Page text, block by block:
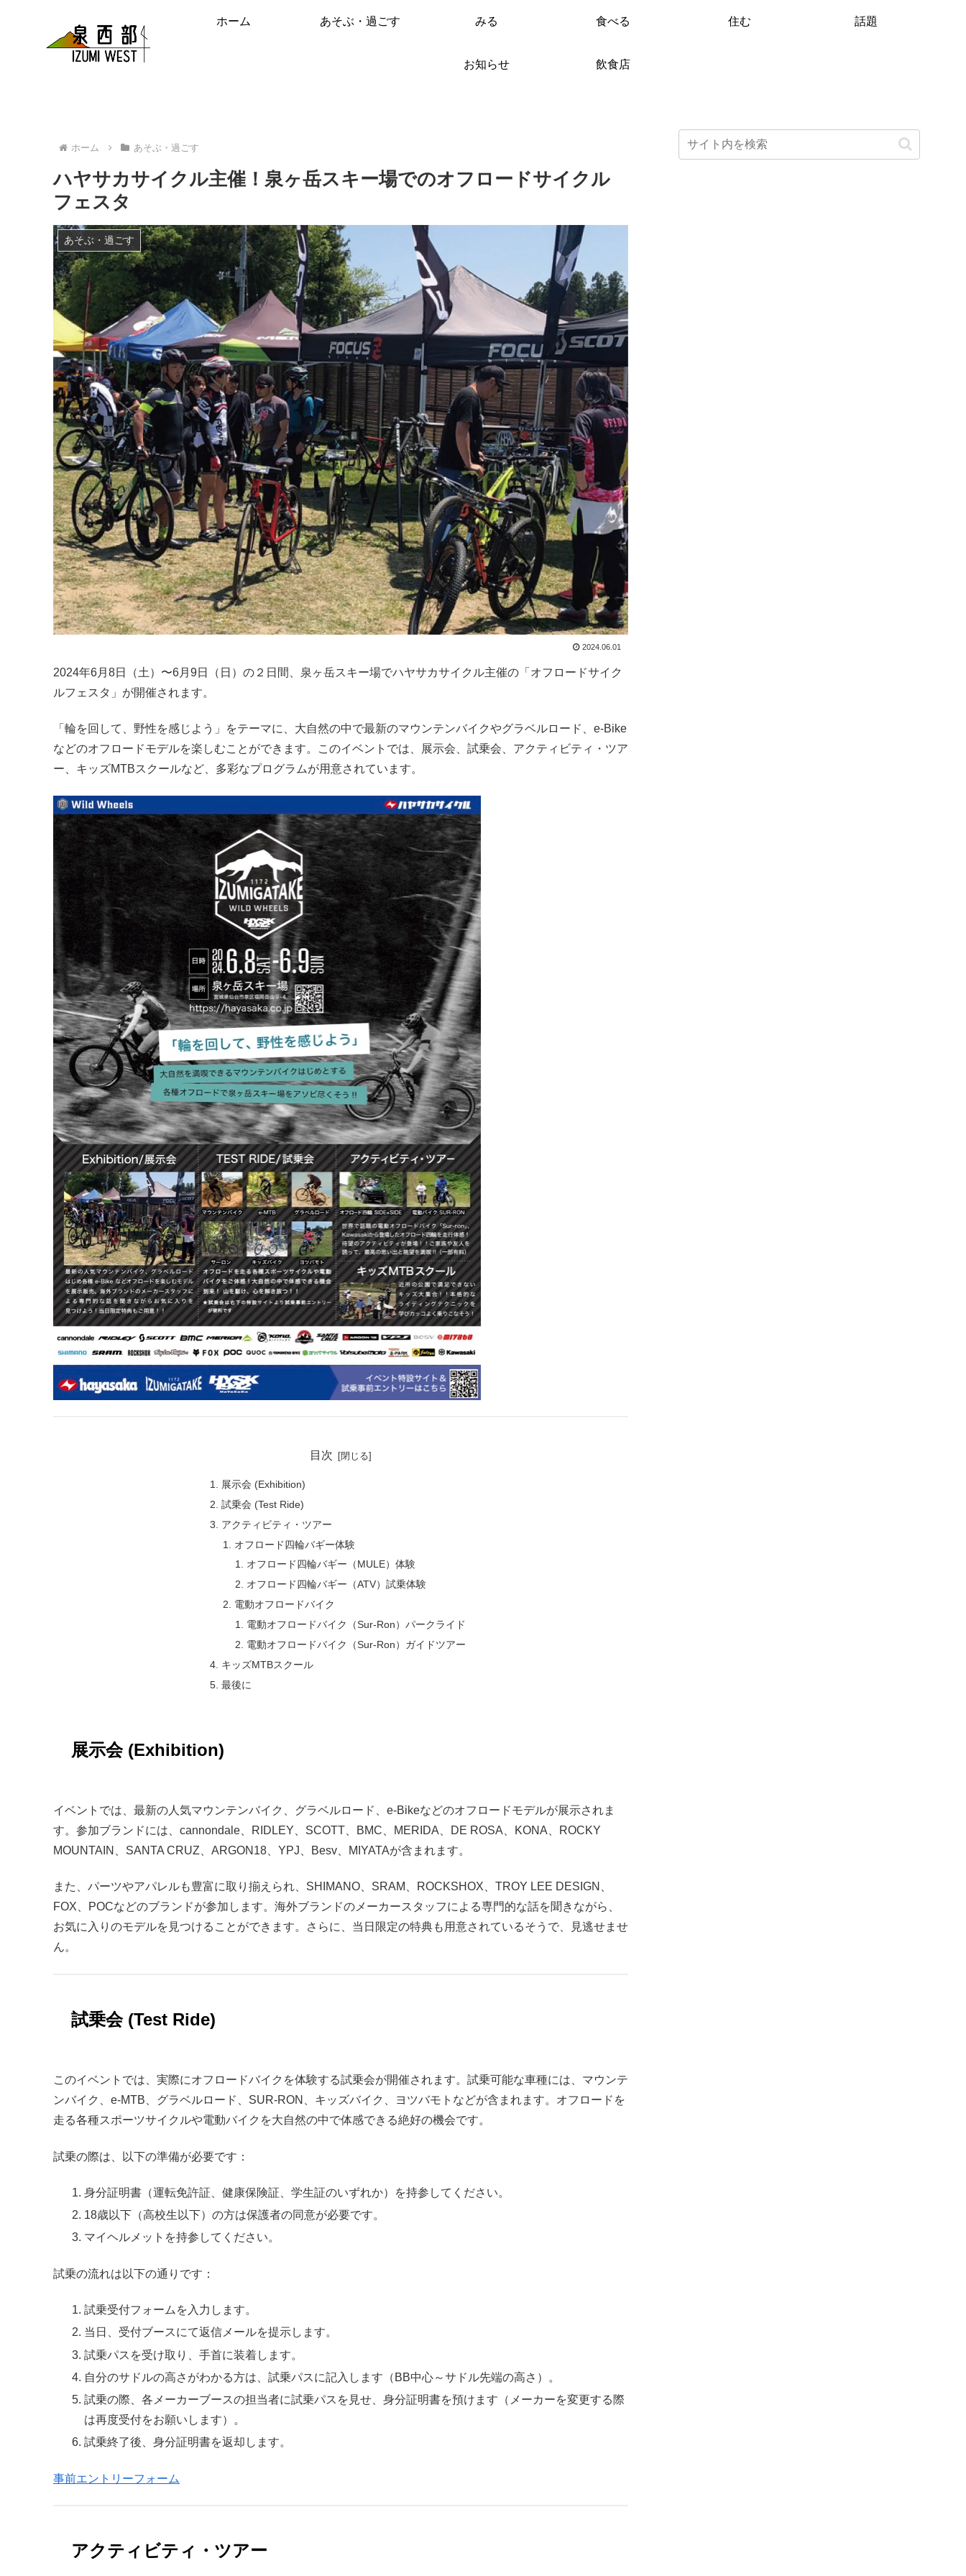
ホーム あそぶ・過ごす みる 食べる 住む 話題
お知らせ 飲食店
ホーム あそぶ・過ごす
ハヤサカサイクル主催！泉ヶ岳スキー場でのオフロードサイクル
フェスタ
あそぶ・過ごす
2024.06.01
2024年6月8日（土）〜6月9日（日）の２日間、泉ヶ岳スキー場でハヤサカサイクル主催の「オフロードサイク
ルフェスタ」が開催されます。
「輪を回して、野性を感じよう」をテーマに、大自然の中で最新のマウンテンバイクやグラベルロード、e-Bike
などのオフロードモデルを楽しむことができます。このイベントでは、展示会、試乗会、アクティビティ・ツア
ー、キッズMTBスクールなど、多彩なプログラムが用意されています。
目次
展示会 (Exhibition)
試乗会 (Test Ride)
アクティビティ・ツアー
オフロード四輪バギー体験
オフロード四輪バギー（MULE）体験
オフロード四輪バギー（ATV）試乗体験
電動オフロードバイク
電動オフロードバイク（Sur-Ron）パークライド
電動オフロードバイク（Sur-Ron）ガイドツアー
キッズMTBスクール
最後に
展示会 (Exhibition)
イベントでは、最新の人気マウンテンバイク、グラベルロード、e-Bikeなどのオフロードモデルが展示されま
す。参加ブランドには、cannondale、RIDLEY、SCOTT、BMC、MERIDA、DE ROSA、KONA、ROCKY
MOUNTAIN、SANTA CRUZ、ARGON18、YPJ、Besv、MIYATAが含まれます。
また、パーツやアパレルも豊富に取り揃えられ、SHIMANO、SRAM、ROCKSHOX、TROY LEE DESIGN、
FOX、POCなどのブランドが参加します。海外ブランドのメーカースタッフによる専門的な話を聞きながら、
お気に入りのモデルを見つけることができます。さらに、当日限定の特典も用意されているそうで、見逃せませ
ん。
試乗会 (Test Ride)
このイベントでは、実際にオフロードバイクを体験する試乗会が開催されます。試乗可能な車種には、マウンテ
ンバイク、e-MTB、グラベルロード、SUR-RON、キッズバイク、ヨツバモトなどが含まれます。オフロードを
走る各種スポーツサイクルや電動バイクを大自然の中で体感できる絶好の機会です。
試乗の際は、以下の準備が必要です：
身分証明書（運転免許証、健康保険証、学生証のいずれか）を持参してください。
18歳以下（高校生以下）の方は保護者の同意が必要です。
マイヘルメットを持参してください。
試乗の流れは以下の通りです：
試乗受付フォームを入力します。
当日、受付ブースにて返信メールを提示します。
試乗パスを受け取り、手首に装着します。
自分のサドルの高さがわかる方は、試乗パスに記入します（BB中心～サドル先端の高さ）。
試乗の際、各メーカーブースの担当者に試乗パスを見せ、身分証明書を預けます（メーカーを変更する際
は再度受付をお願いします）。
試乗終了後、身分証明書を返却します。
事前エントリーフォーム
アクティビティ・ツアー